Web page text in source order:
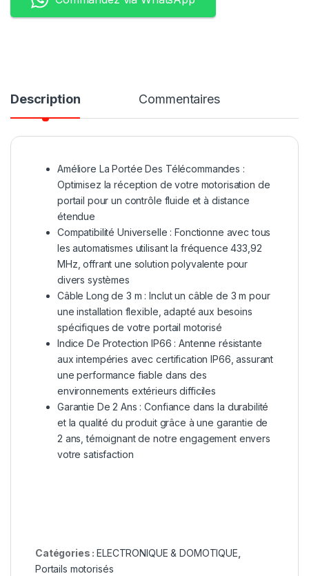
Description Commentaires
Améliore La Portée Des Télécommandes :
Optimisez la réception de votre motorisation de
portail pour un contrôle fluide et à distance
étendue
Compatibilité Universelle : Fonctionne avec tous
les automatismes utilisant la fréquence 433,92
MHz, offrant une solution polyvalente pour
divers systèmes
Câble Long de 3 m : Inclut un câble de 3 m pour
une installation flexible, adapté aux besoins
spécifiques de votre portail motorisé
Indice De Protection IP66 : Antenne résistante
aux intempéries avec certification IP66, assurant
une performance fiable dans des
environnements extérieurs difficiles
Garantie De 2 Ans : Confiance dans la durabilité
et la qualité du produit grâce à une garantie de
2 ans, témoignant de notre engagement envers
votre satisfaction
Catégories :ELECTRONIQUE & DOMOTIQUE
Portails motorisés